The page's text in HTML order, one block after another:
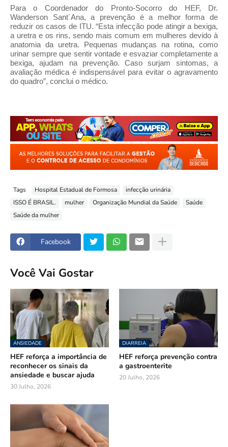
Para o Coordenador do Pronto-Socorro do HEF, Dr.
Wanderson Sant´Ana, a prevenção é a melhor forma de
reduzir os casos de ITU. “Esta infecção pode atingir a bexiga,
a uretra e os rins, sendo mais comum em mulheres devido à
anatomia da uretra. Pequenas mudanças na rotina, como
urinar sempre que sentir vontade e esvaziar completamente a
bexiga, ajudam na prevenção. Caso surjam sintomas, a
avaliação médica é indispensável para evitar o agravamento
do quadro”, conclui o médico.
Tags Hospital Estadual de Formosa
infecção urinária
ISSO É BRASIL.
mulher Organização Mundial da Saúde
Saúde
Saúde da mulher
Facebook
Você Vai Gostar
ANSIEDADE
HEF reforça a importância de
reconhecer os sinais da
ansiedade e buscar ajuda
30 Julho, 2026
DIARREIA
HEF reforça prevenção contra
a gastroenterite
20 Julho, 2026